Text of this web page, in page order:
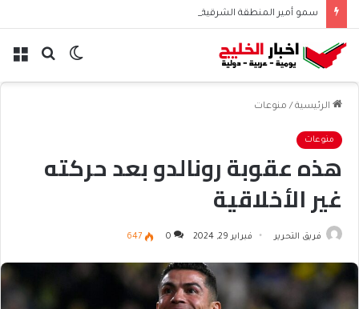
بحث الوضع
الرئيسية / منوعات
منوعات
هذه عقوبة رونالدو بعد حركته
غير الأخلاقية
فريق التحرير فبراير 29, 2024 0
647